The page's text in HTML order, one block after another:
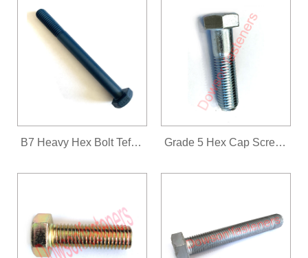
B7 Heavy Hex Bolt Teflon Xylan 1070 Blue Grade 5 Hex Cap Screw Zinc Plated